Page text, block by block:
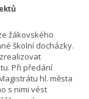
žákovského
školní docházky.
Při předání
hl. města
s nimi vést